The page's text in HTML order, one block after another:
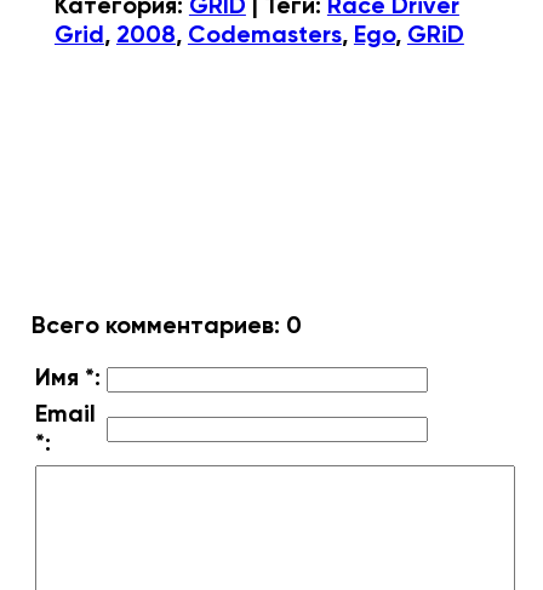
Grid, 2008, Codemasters, Ego, GRiD
Всего комментариев: 0
Имя *:
Email
*: